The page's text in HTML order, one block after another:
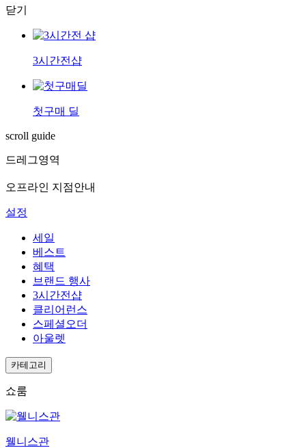
닫기
3시간전샵
첫구매 딜
scroll guide
드레그영역
오프라인 지점안내
설정
세일
베스트
혜택
브랜드 행사
3시간전샵
클리어런스
스페셜오더
아울렛
카테고리
쇼룸
웰니스관